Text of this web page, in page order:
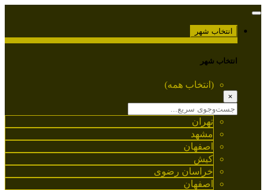
انتخاب شهر
انتخاب شهر
(انتخاب همه)
×
تهران
مشهد
اصفهان
کیش
خراسان رضوی
اصفهان